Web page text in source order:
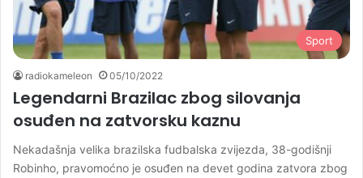
Sport
radiokameleon 05/10/2022
Legendarni Brazilac zbog silovanja
osuđen na zatvorsku kaznu
Nekadašnja velika brazilska fudbalska zvijezda, 38-godišnji
Robinho, pravomoćno je osuđen na devet godina zatvora zbog